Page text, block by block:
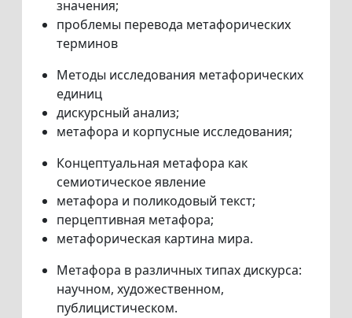
значения;
проблемы перевода метафорических
терминов
Методы исследования метафорических
единиц
дискурсный анализ;
метафора и корпусные исследования;
Концептуальная метафора как
семиотическое явление
метафора и поликодовый текст;
перцептивная метафора;
метафорическая картина мира.
Метафора в различных типах дискурса:
научном, художественном,
публицистическом.